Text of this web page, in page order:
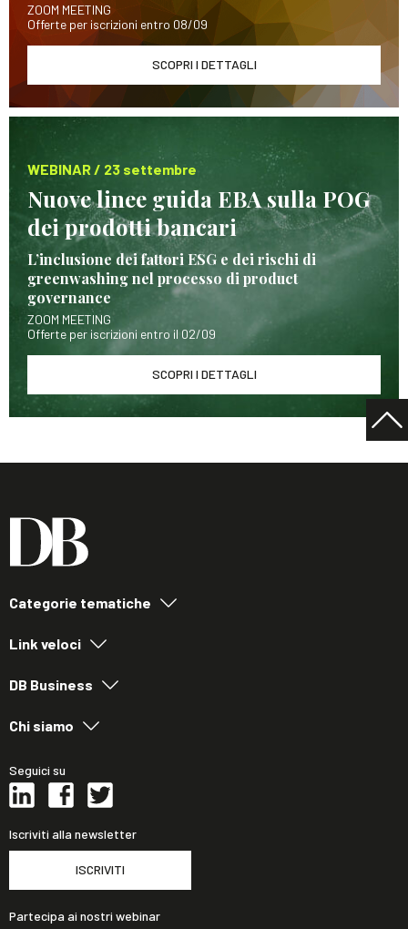
ZOOM MEETING
Offerte per iscrizioni entro 08/09
SCOPRI I DETTAGLI
WEBINAR / 23 settembre
Nuove linee guida EBA sulla POG
dei prodotti bancari
L’inclusione dei fattori ESG e dei rischi di
greenwashing nel processo di product
governance
ZOOM MEETING
Offerte per iscrizioni entro il 02/09
SCOPRI I DETTAGLI
Categorie tematiche
Link veloci
DB Business
Chi siamo
Seguici su
Iscriviti alla newsletter
ISCRIVITI
Partecipa ai nostri webinar